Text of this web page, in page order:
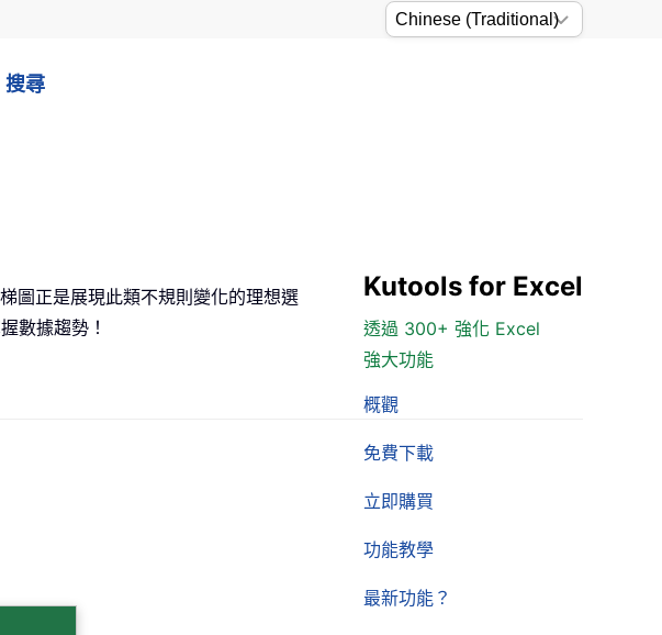
搜尋
Kutools for Excel
透過 300+ 強化 Excel
強大功能
概觀
免費下載
立即購買
功能教學
最新功能？
圖正是展現此類不規則變化的理想選
數據趨勢！